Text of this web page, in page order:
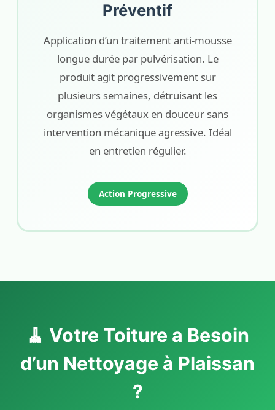
Préventif
Application d’un traitement anti-mousse
longue durée par pulvérisation. Le
produit agit progressivement sur
plusieurs semaines, détruisant les
organismes végétaux en douceur sans
intervention mécanique agressive. Idéal
en entretien régulier.
Action Progressive
🧹 Votre Toiture a Besoin
d’un Nettoyage à Plaissan
?